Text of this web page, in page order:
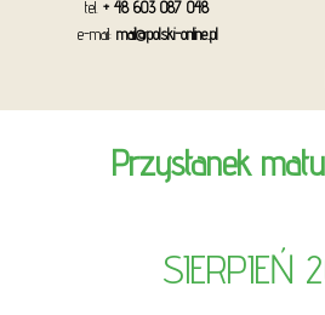
tel. + 48 603 087 048
e-mail: mail@polski-online.pl
Przystanek
SIERPIEŃ